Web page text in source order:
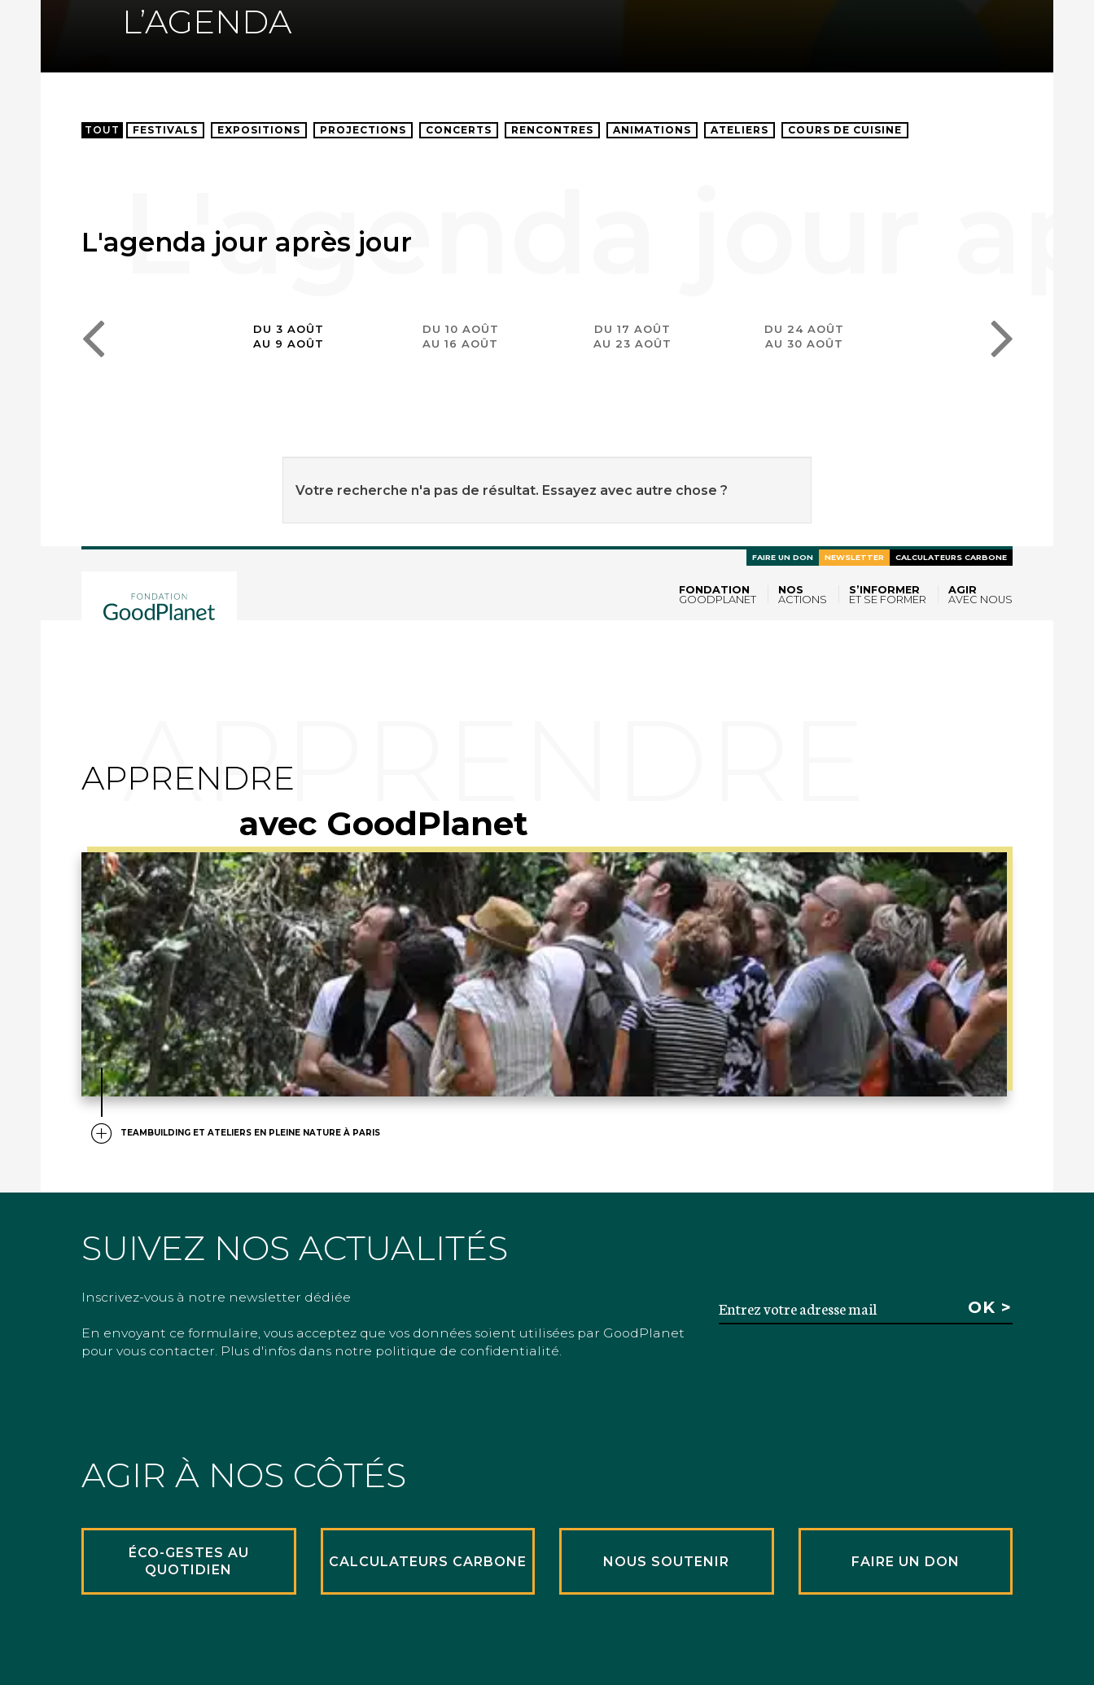
FONDATION
GOODPLANET
NOS
ACTIONS
S’INFORMER
ET SE FORMER
AGIR
AVEC NOUS
FAIRE UN DON NEWSLETTER CALCULATEURS CARBONE
L’AGENDA
TOUT FESTIVALS EXPOSITIONS PROJECTIONS CONCERTS RENCONTRES ANIMATIONS ATELIERS COURS DE CUISINE
L'agenda jour après jour
DU 3 AOÛT
AU 9 AOÛT
DU 10 AOÛT
AU 16 AOÛT
DU 17 AOÛT
AU 23 AOÛT
DU 24 AOÛT
AU 30 AOÛT
Votre recherche n'a pas de résultat. Essayez avec autre chose ?
APPRENDRE
avec GoodPlanet
TEAMBUILDING ET ATELIERS EN PLEINE NATURE À PARIS
SUIVEZ NOS ACTUALITÉS
Inscrivez-vous à notre newsletter dédiée
En envoyant ce formulaire, vous acceptez que vos données soient utilisées par GoodPlanet
pour vous contacter. Plus d'infos dans notre politique de confidentialité.
AGIR À NOS CÔTÉS
ÉCO-GESTES AU
QUOTIDIEN
CALCULATEURS CARBONE NOUS SOUTENIR FAIRE UN DON